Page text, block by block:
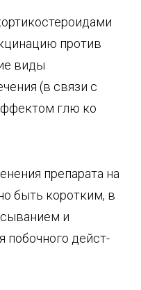
против
виды
(в связи с
глю ко
препарата на
быть корот­ким, в
и
побочного дейст­